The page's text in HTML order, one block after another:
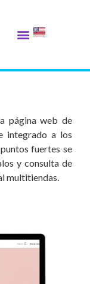
página web de
integrado a los
fuertes se
y consulta de
multitiendas.